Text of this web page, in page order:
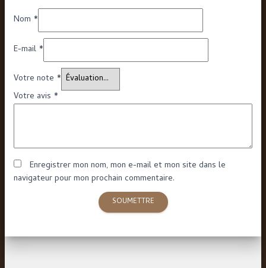
Nom *
E-mail *
Votre note *
Votre avis *
Enregistrer mon nom, mon e-mail et mon site dans le
navigateur pour mon prochain commentaire.